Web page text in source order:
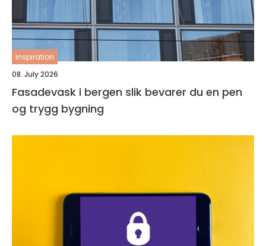
inspiration
08. July 2026
Fasadevask i bergen slik bevarer du en pen
og trygg bygning